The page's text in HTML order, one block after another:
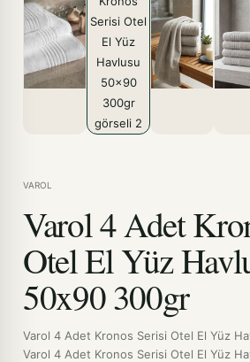
VAROL
Varol 4 Adet
Otel El Yüz
50x90 300gr
Varol 4 Adet Kronos Serisi Otel El Yüz
Varol 4 Adet Kronos Serisi Otel El Yüz